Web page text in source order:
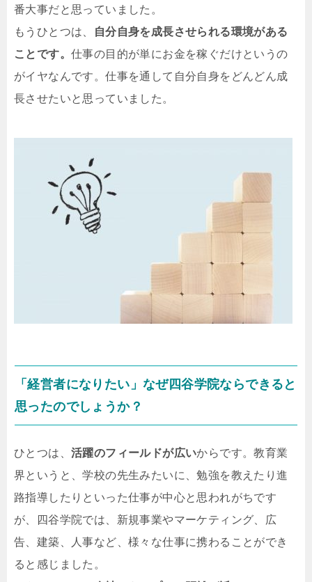
番大事だと思っていました。
もうひとつは、
自分自身を成長させられる環境がある
ことです。 仕事の目的が単にお金を稼ぐだけというの
がイヤなんです。仕事を通して自分自身をどんどん成
長させたいと思っていました。
「経営者になりたい」なぜ四谷学院ならできると
思ったのでしょうか？
ひとつは、 活躍のフィールドが広いからです。教育業
界というと、学校の先生みたいに、勉強を教えたり進
路指導したりといった仕事が中心と思われがちです
が、四谷学院では、新規事業やマーケティング、広
告、建築、人事など、様々な仕事に携わることができ
ると感じました。